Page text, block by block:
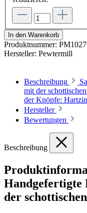
In den Warenkorb
Produktnummer:
Hersteller: Pewtermill
Beschreibung
mit der
der Knöpfe:
Hersteller
Bewertungen
Beschreibung
Handgefertigte
der